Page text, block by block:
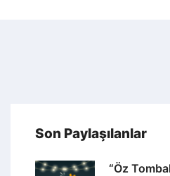
Son Paylaşılanlar
“Öz